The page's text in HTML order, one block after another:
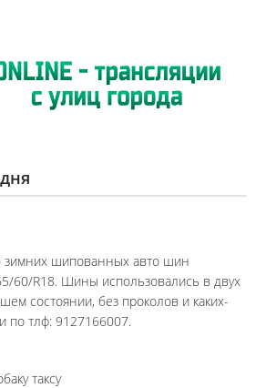
зимних шипованных авто шин
60/R18. Шины использовались в двух
состоянии, без проколов и каких-
по тлф: 9127166007.
таксу